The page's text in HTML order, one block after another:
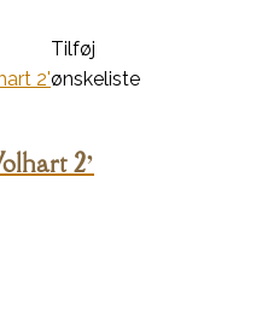
Tilføj
ønskeliste
2’